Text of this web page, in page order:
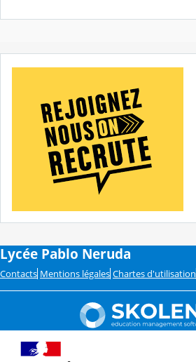
Lycée Pablo Neruda
Contacts Mentions légales Chartes d'utilisation